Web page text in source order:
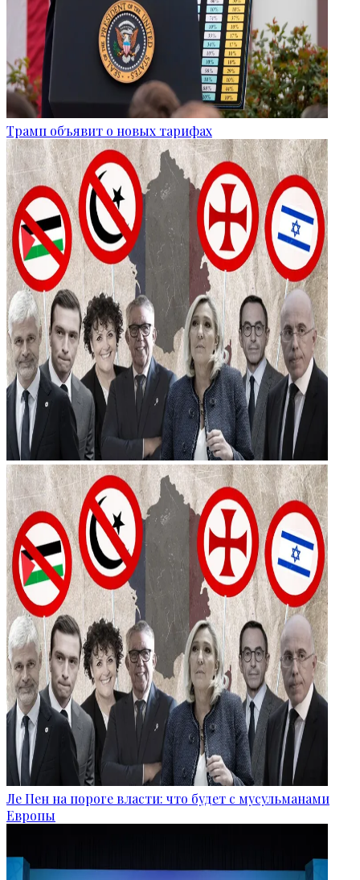
Трамп объявит о новых тарифах
Ле Пен на пороге власти: что будет с мусульманами
Европы